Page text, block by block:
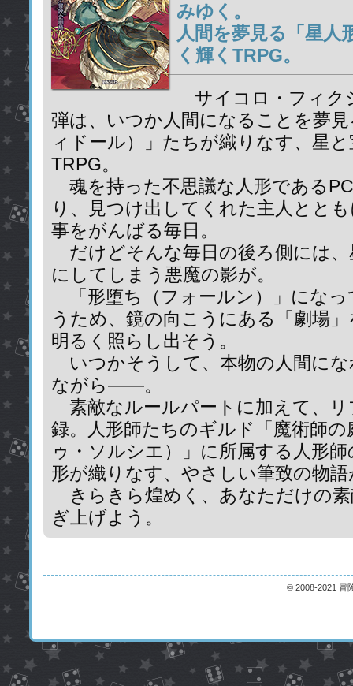
みゆく。
人間を夢見る「星人
く輝くTRPG。
サイコロ・フィク
弾は、いつか人間になることを夢
ィドール）」たちが織りなす、星
TRPG。
魂を持った不思議な人形である
り、見つけ出してくれた主人とと
事をがんばる毎日。
だけどそんな毎日の後ろ側には、
にしてしまう悪魔の影が。
「形堕ち（フォールン）」になっ
うため、鏡の向こうにある「劇場
明るく照らし出そう。
いつかそうして、本物の人間に
ながら――。
素敵なルールパートに加えて、
録。人形師たちのギルド「魔術師
ゥ・ソルシエ）」に所属する人形
形が織りなす、やさしい筆致の物
きらきら煌めく、あなただけの
ぎ上げよう。
© 2008-2021 冒